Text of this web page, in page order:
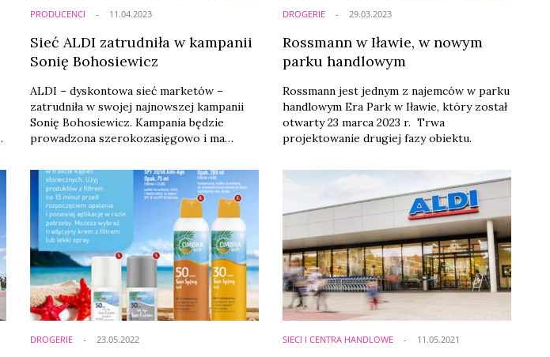
PRODUCENCI
Sieć ALDI zatrudniła w kampanii
Sonię Bohosiewicz
ALDI – dyskontowa sieć marketów –
zatrudniła w swojej najnowszej kampanii
Sonię Bohosiewicz. Kampania będzie
prowadzona szerokozasięgowo i ma
zakupów w sieci.
11.04.2023 DROGERIE
Rossmann w Iławie, w nowym
parku handlowym
Rossmann jest jednym z najemców w parku
handlowym Era Park w Iławie, który został
otwarty 23 marca 2023 r. Trwa
projektowanie drugiej fazy obiektu.
29.03.2023
DROGERIE 23.05.2022 SIECI I CENTRA HANDLOWE 11.05.2021